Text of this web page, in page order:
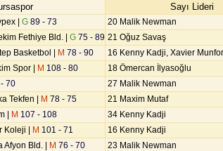
Sayı Lideri
| G 89 - 73
20 Malik Newman
Fethiye Bld. | G 75 - 89 21 Oğuz Savaş
Basketbol | M 78 - 90
16 Kenny Kadji, Xavier
Spor | M 108 - 80
18 Ömercan İlyasoğlu
70
27 Malik Newman
Tekfen | M 78 - 75
21 Maxim Mutaf
| M 107 - 108
34 Kenny Kadji
Koleji | M 101 - 71
16 Kenny Kadji
Afyon Bld. | M 76 - 70
23 Malik Newman